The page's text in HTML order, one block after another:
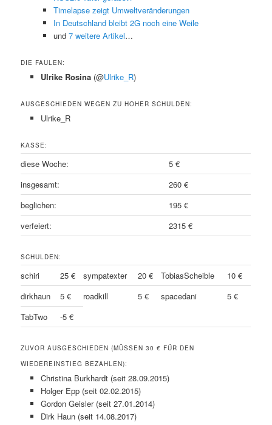
Timelapse zeigt Umweltveränderungen
In Deutschland bleibt 2G noch eine Weile
und 7 weitere Artikel…
DIE FAULEN:
Ulrike Rosina (@Ulrike_R)
AUSGESCHIEDEN WEGEN ZU HOHER SCHULDEN:
Ulrike_R
KASSE:
diese Woche:
5 €
insgesamt:
260 €
beglichen:
195 €
verfeiert:
2315 €
SCHULDEN:
schiri 25 € sympatexter 20 € TobiasScheible
10 €
dirkhaun
5 € roadkill 5 € spacedani
5 €
TabTwo
-5 €
ZUVOR AUSGESCHIEDEN (MÜSSEN 30 € FÜR DEN
WIEDEREINSTIEG BEZAHLEN):
Christina Burkhardt (seit 28.09.2015)
Holger Epp (seit 02.02.2015)
Gordon Geisler (seit 27.01.2014)
Dirk Haun (seit 14.08.2017)